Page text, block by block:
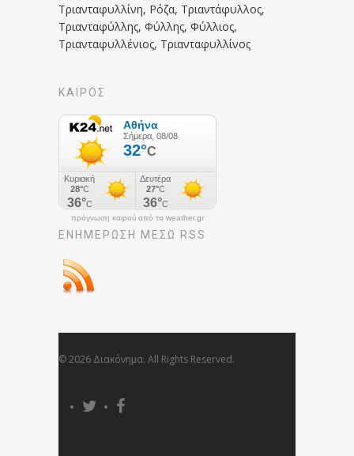
Τριανταφυλλίνη, Ρόζα, Τριαντάφυλλος,
Τριανταφύλλης, Φύλλης, Φύλλιος,
Τριανταφυλλένιος, Τριανταφυλλίνος
ΚΑΙΡΟΣ
πρόγνωση καιρού από το weather.gr
ΕΝΗΜΈΡΩΣΉ ΜΕΣΩ RSS
© 2026 Διακόνημα. All Rights Reserved.